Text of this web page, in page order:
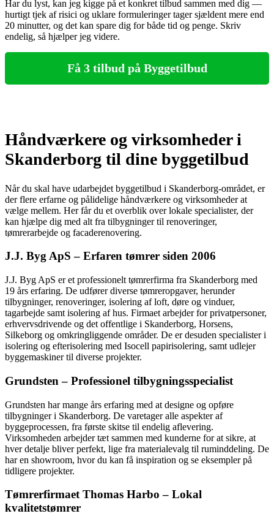
Har du lyst, kan jeg kigge på et konkret tilbud sammen med dig —
hurtigt tjek af risici og uklare formuleringer tager sjældent mere end
20 minutter, og det kan spare dig for både tid og penge. Skriv
endelig, så hjælper jeg videre.
Få 3 tilbud på Byggetilbud
Håndværkere og virksomheder i
Skanderborg til dine byggetilbud
Når du skal have udarbejdet byggetilbud i Skanderborg-området, er
der flere erfarne og pålidelige håndværkere og virksomheder at
vælge mellem. Her får du et overblik over lokale specialister, der
kan hjælpe dig med alt fra tilbygninger til renoveringer,
tømrerarbejde og facaderenovering.
J.J. Byg ApS – Erfaren tømrer siden 2006
J.J. Byg ApS er et professionelt tømrerfirma fra Skanderborg med
19 års erfaring. De udfører diverse tømreropgaver, herunder
tilbygninger, renoveringer, isolering af loft, døre og vinduer,
tagarbejde samt isolering af hus. Firmaet arbejder for privatpersoner,
erhvervsdrivende og det offentlige i Skanderborg, Horsens,
Silkeborg og omkringliggende områder. De er desuden specialister i
isolering og efterisolering med Isocell papirisolering, samt udlejer
byggemaskiner til diverse projekter.
Grundsten – Professionel tilbygningsspecialist
Grundsten har mange års erfaring med at designe og opføre
tilbygninger i Skanderborg. De varetager alle aspekter af
byggeprocessen, fra første skitse til endelig aflevering.
Virksomheden arbejder tæt sammen med kunderne for at sikre, at
hver detalje bliver perfekt, lige fra materialevalg til ruminddeling. De
har en showroom, hvor du kan få inspiration og se eksempler på
tidligere projekter.
Tømrerfirmaet Thomas Harbo – Lokal
kvalitetstømrer